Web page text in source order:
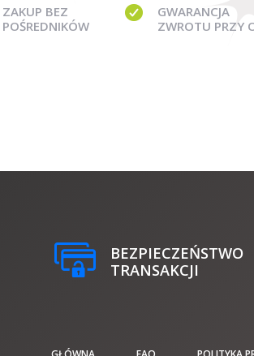
ZAKUP BEZ
POŚREDNIKÓW
GWARANCJA
ZWROTU PRZY
BEZPIECZEŃSTWO
TRANSAKCJI